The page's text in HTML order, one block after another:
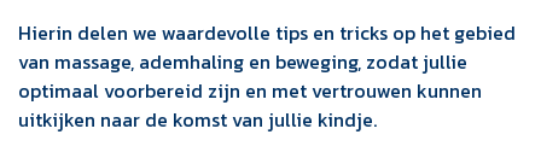
Hierin delen we waardevolle tips en tricks op het gebied
van massage, ademhaling en beweging, zodat jullie
optimaal voorbereid zijn en met vertrouwen kunnen
uitkijken naar de komst van jullie kindje.